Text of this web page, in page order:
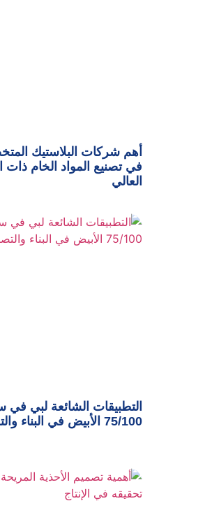
أهم شركات البلاستيك
في تصنيع المواد الخام ذات
العالي
التطبيقات الشائعة لبي
75/100 الأبيض في البناء والتصنيع